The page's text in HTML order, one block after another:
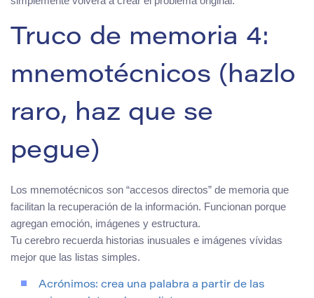
Truco de memoria 4:
mnemotécnicos (hazlo
raro, haz que se
pegue)
Los mnemotécnicos son “accesos directos” de memoria que
facilitan la recuperación de la información. Funcionan porque
agregan emoción, imágenes y estructura.
Tu cerebro recuerda historias inusuales e imágenes vívidas
mejor que las listas simples.
Acrónimos: crea una palabra a partir de las